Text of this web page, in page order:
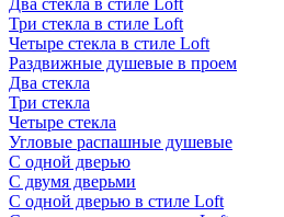
Два стекла в стиле Loft
Три стекла в стиле Loft
Четыре стекла в стиле Loft
Раздвижные душевые в проем
Два стекла
Три стекла
Четыре стекла
Угловые распашные душевые
С одной дверью
С двумя дверьми
С одной дверью в стиле Loft